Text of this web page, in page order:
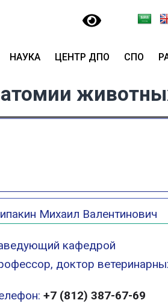
НАУКА ЦЕНТР ДПО СПО
Михаил Валентинович
кафедрой
доктор
+7 (812) 387-67-69